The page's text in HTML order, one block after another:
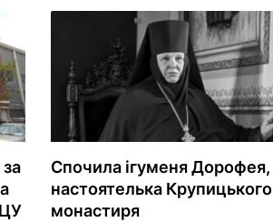
Спочила ігуменя Дорофея,
настоятелька Крупицького
монастиря